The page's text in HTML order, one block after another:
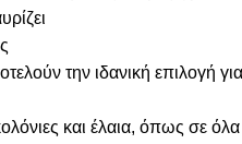
την ιδανική επιλογή για
και έλαια, όπως σε